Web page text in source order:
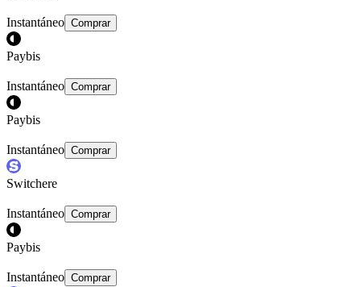
Instantáneo Comprar
Paybis
Instantáneo Comprar
Paybis
Instantáneo Comprar
Switchere
Instantáneo Comprar
Paybis
Instantáneo Comprar